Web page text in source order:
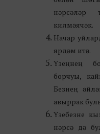
килмәячәк.
Начар
ярдәм итә.
Үзеңнең
борчуы,
Безнең
авыррак
Үзебезне
нәрсә дә